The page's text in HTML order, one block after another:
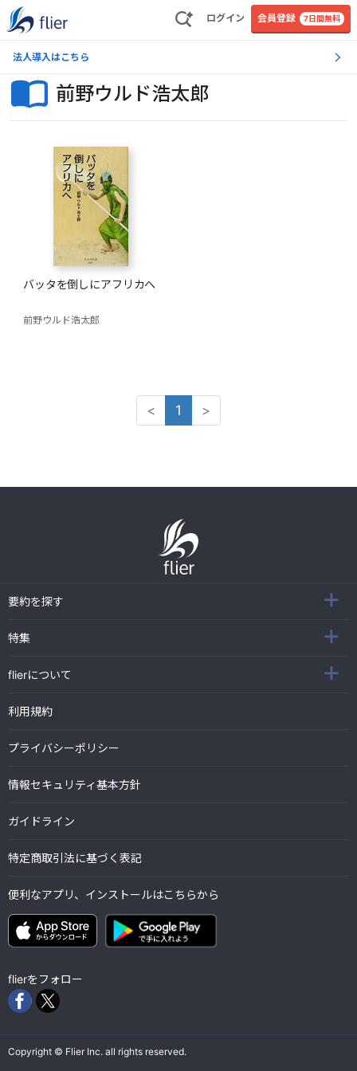
ログイン 会員登録 7日間無料
法人導入はこちら
前野ウルド浩太郎
バッタを倒しにアフリカへ
前野ウルド浩太郎
< 1 >
要約を探す
特集
flierについて
利用規約
プライバシーポリシー
情報セキュリティ基本方針
ガイドライン
特定商取引法に基づく表記
便利なアプリ、インストールはこちらから
flierをフォロー
Copyright © Flier Inc. all rights reserved.